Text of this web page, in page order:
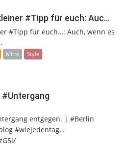
#Tipp für euch: Auc…
#Tipp für euch…: Auch, wenn es
Mitte Style
#Untergang
entgegen. | #Berlin
#wiejedentag…